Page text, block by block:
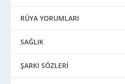
RÜYA YORUMLARI
SAĞLIK
ŞARKI SÖZLERİ